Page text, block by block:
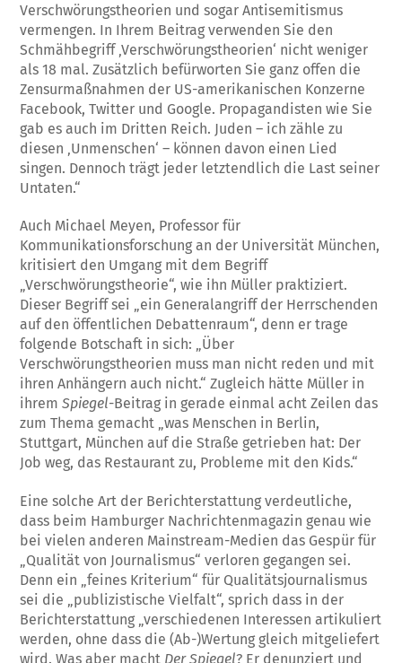
Verschwörungstheorien und sogar Antisemitismus
vermengen. In Ihrem Beitrag verwenden Sie den
Schmähbegriff ‚Verschwörungstheorien‘ nicht weniger
als 18 mal. Zusätzlich befürworten Sie ganz offen die
Zensurmaßnahmen der US-amerikanischen Konzerne
Facebook, Twitter und Google. Propagandisten wie Sie
gab es auch im Dritten Reich. Juden – ich zähle zu
diesen ‚Unmenschen‘ – können davon einen Lied
singen. Dennoch trägt jeder letztendlich die Last seiner
Untaten.“
Auch Michael Meyen, Professor für
Kommunikationsforschung an der Universität München,
kritisiert den Umgang mit dem Begriff
„Verschwörungstheorie“, wie ihn Müller praktiziert.
Dieser Begriff sei „ein Generalangriff der Herrschenden
auf den öffentlichen Debattenraum“, denn er trage
folgende Botschaft in sich: „Über
Verschwörungstheorien muss man nicht reden und mit
ihren Anhängern auch nicht.“ Zugleich hätte Müller in
ihremSpiegel-Beitrag in gerade einmal acht Zeilen das
zum Thema gemacht „was Menschen in Berlin,
Stuttgart, München auf die Straße getrieben hat: Der
Job weg, das Restaurant zu, Probleme mit den Kids.“
Eine solche Art der Berichterstattung verdeutliche,
dass beim Hamburger Nachrichtenmagazin genau wie
bei vielen anderen Mainstream-Medien das Gespür für
„Qualität von Journalismus“ verloren gegangen sei.
Denn ein „feines Kriterium“ für Qualitätsjournalismus
sei die „publizistische Vielfalt“, sprich dass in der
Berichterstattung „verschiedenen Interessen artikuliert
werden, ohne dass die (Ab-)Wertung gleich mitgeliefert
wird. Was aber macht Der Spiegel? Er denunziert und